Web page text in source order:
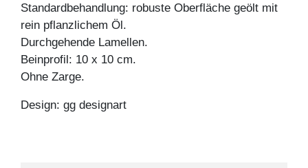
Standardbehandlung: robuste Oberfläche geölt mit
rein pflanzlichem Öl.
Durchgehende Lamellen.
Beinprofil: 10 x 10 cm.
Ohne Zarge.
Design: gg designart